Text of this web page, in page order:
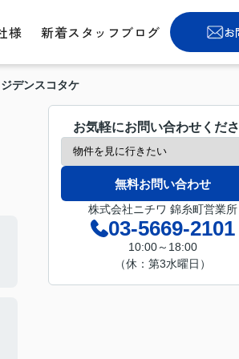
様 新着スタッフブログ お
デンスコタケ
お気軽にお問い合わせくだ
無料お問い合わせ
株式会社ニチワ 錦糸町営業所
03-5669-2101
10:00～18:00
（休：第3水曜日）